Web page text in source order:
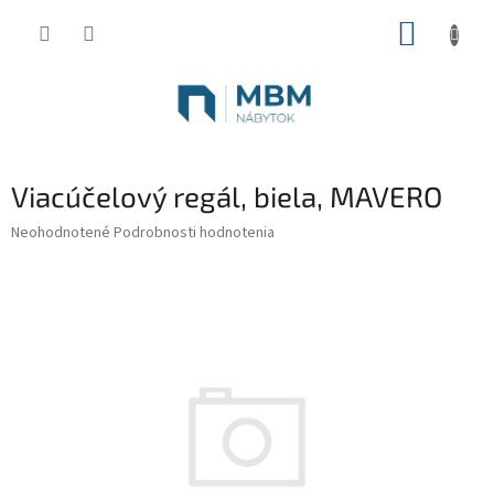
Viacúčelový regál, biela, MAVERO
Priemerné
Neohodnotené Podrobnosti hodnotenia